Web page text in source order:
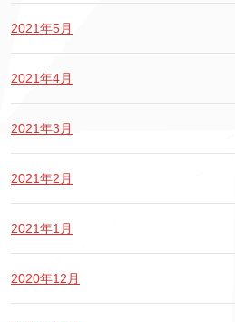
2021年5月
2021年4月
2021年3月
2021年2月
2021年1月
2020年12月